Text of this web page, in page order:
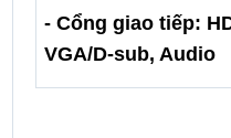
- Cổng giao tiếp:
VGA/D-sub, Audio